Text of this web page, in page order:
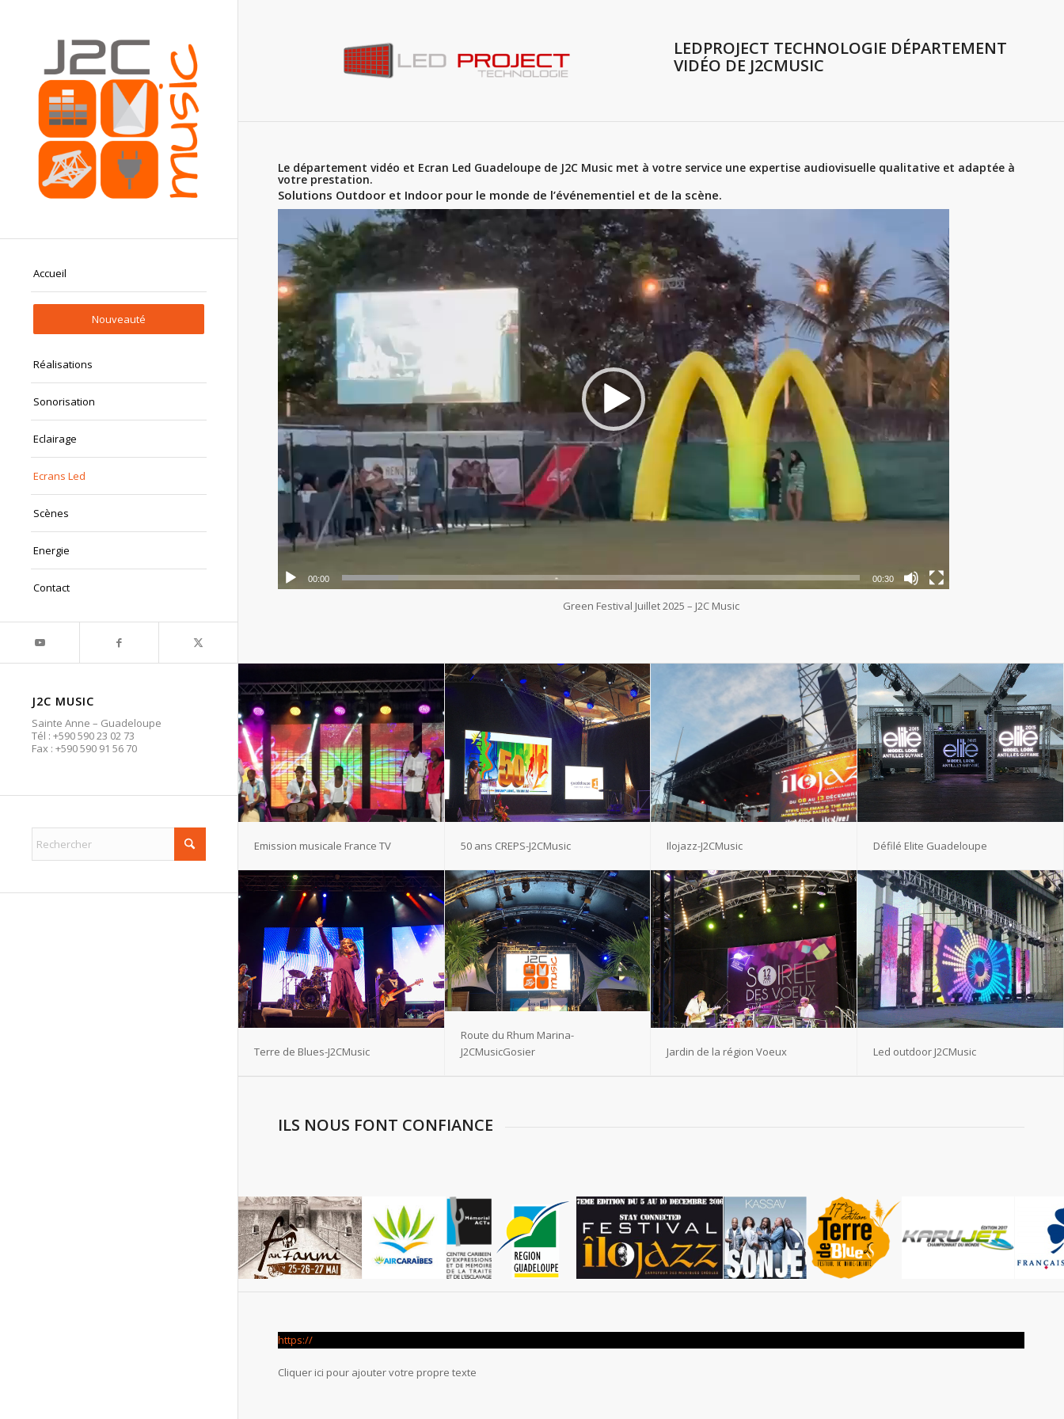
Accueil
Nouveauté
Réalisations
Sonorisation
Eclairage
Ecrans Led
Scènes
Energie
Contact
J2C MUSIC
Sainte Anne – Guadeloupe
Tél : +590 590 23 02 73
​Fax : +590 590 91 56 70
LEDPROJECT TECHNOLOGIE DÉPARTEMENT
VIDÉO DE J2CMUSIC
Le département vidéo et Ecran Led Guadeloupe de J2C Music met à votre service une expertise audiovisuelle qualitative et adaptée à
votre prestation.
Solutions Outdoor et Indoor pour le monde de l’événementiel et de la scène.
00:00 00:30
Green Festival Juillet 2025 – J2C Music
Emission musicale France TV 50 ans CREPS-J2CMusic Ilojazz-J2CMusic Défilé Elite Guadeloupe
Terre de Blues-J2CMusic
Route du Rhum Marina-
J2CMusicGosier
Jardin de la région Voeux Led outdoor J2CMusic
ILS NOUS FONT CONFIANCE
https://
Cliquer ici pour ajouter votre propre texte